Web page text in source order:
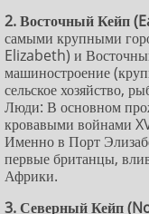
2. Восточный Кейп
самыми крупными
Elizabeth) и
машиностроение
сельское хозяйство,
Люди: В основном
кровавыми войнами
Именно в Порт
первые британцы,
Африки.
3. Северный Кейп